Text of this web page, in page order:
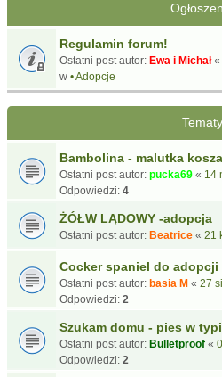
Regulamin forum!
Ostatni post autor: Ewa i Michał«
w • Adopcje
Tematy
Bambolina - malutka
Ostatni post autor: pucka69 « 14
Odpowiedzi: 4
ŻÓŁW LĄDOWY -adopcja
Ostatni post autor: Beatrice « 21
Cocker spaniel do adopcji
Ostatni post autor: basia M « 27
Odpowiedzi: 2
Szukam domu - pies w
Ostatni post autor: Bulletproof «
Odpowiedzi: 2